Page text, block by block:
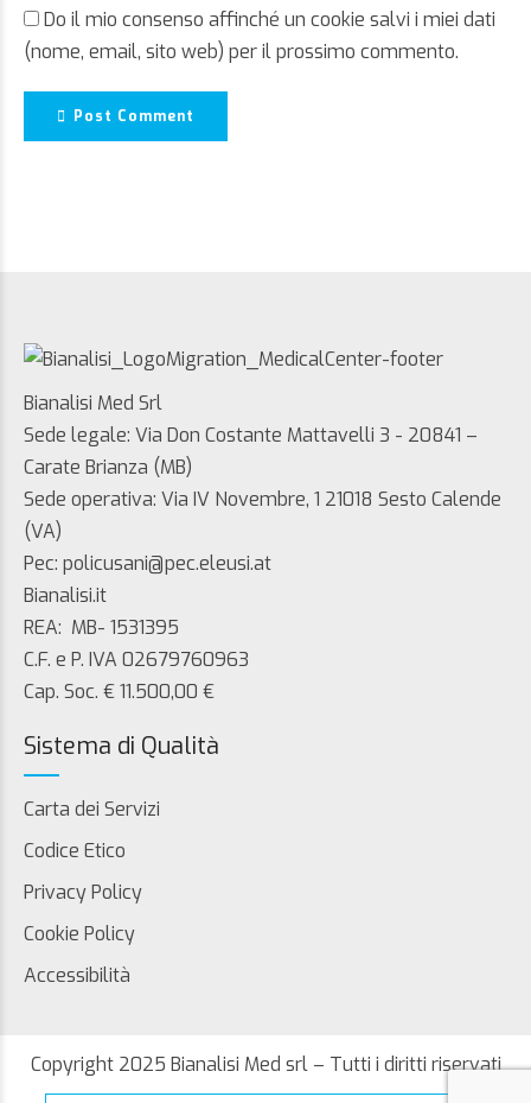
Do il mio consenso affinché un cookie salvi i miei dati
(nome, email, sito web) per il prossimo commento.
Post Comment
Bianalisi Med Srl
Sede legale: Via Don Costante Mattavelli 3 - 20841 –
Carate Brianza (MB)
Sede operativa: Via IV Novembre, 1 21018 Sesto Calende
(VA)
Pec: policusani@pec.eleusi.at
Bianalisi.it
REA: MB- 1531395
C.F. e P. IVA 02679760963
Cap. Soc. € 11.500,00 €
Sistema di Qualità
Carta dei Servizi
Codice Etico
Privacy Policy
Cookie Policy
Accessibilità
Copyright 2025 Bianalisi Med srl – Tutti i diritti riservati